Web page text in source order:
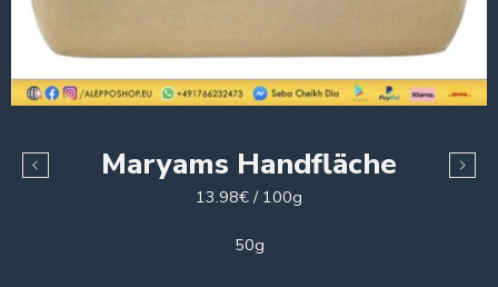
Maryams Handfläche
13.98€ / 100g
50g